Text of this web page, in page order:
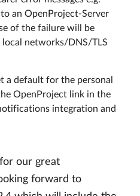
an OpenProject-Server
of the failure will be
local networks/DNS/TLS
a default for the personal
OpenProject link in the
integration and
our great
forward to